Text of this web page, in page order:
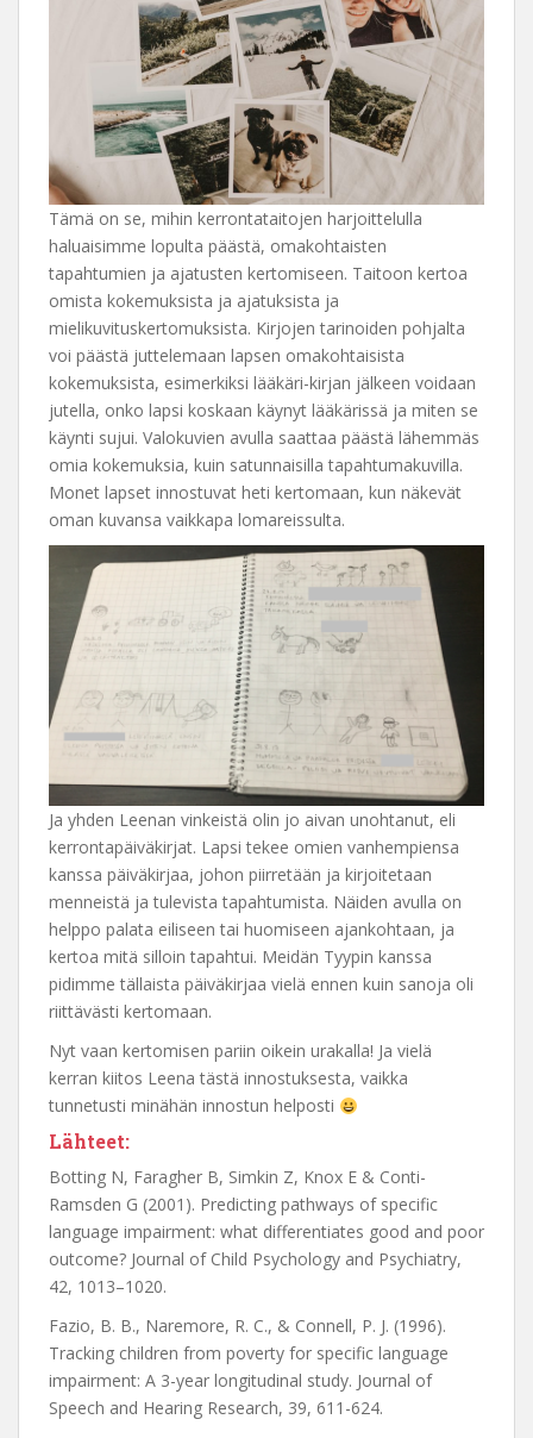
Tämä on se, mihin kerrontataitojen harjoittelulla
haluaisimme lopulta päästä, omakohtaisten
tapahtumien ja ajatusten kertomiseen. Taitoon kertoa
omista kokemuksista ja ajatuksista ja
mielikuvituskertomuksista. Kirjojen tarinoiden pohjalta
voi päästä juttelemaan lapsen omakohtaisista
kokemuksista, esimerkiksi lääkäri-kirjan jälkeen voidaan
jutella, onko lapsi koskaan käynyt lääkärissä ja miten se
käynti sujui. Valokuvien avulla saattaa päästä lähemmäs
omia kokemuksia, kuin satunnaisilla tapahtumakuvilla.
Monet lapset innostuvat heti kertomaan, kun näkevät
oman kuvansa vaikkapa lomareissulta.
Ja yhden Leenan vinkeistä olin jo aivan unohtanut, eli
kerrontapäiväkirjat. Lapsi tekee omien vanhempiensa
kanssa päiväkirjaa, johon piirretään ja kirjoitetaan
menneistä ja tulevista tapahtumista. Näiden avulla on
helppo palata eiliseen tai huomiseen ajankohtaan, ja
kertoa mitä silloin tapahtui. Meidän Tyypin kanssa
pidimme tällaista päiväkirjaa vielä ennen kuin sanoja oli
riittävästi kertomaan.
Nyt vaan kertomisen pariin oikein urakalla! Ja vielä
kerran kiitos Leena tästä innostuksesta, vaikka
tunnetusti minähän innostun helposti
Lähteet:
Botting N, Faragher B, Simkin Z, Knox E & Conti-
Ramsden G (2001). Predicting pathways of specific
language impairment: what differentiates good and poor
outcome? Journal of Child Psychology and Psychiatry,
42, 1013–1020.
Fazio, B. B., Naremore, R. C., & Connell, P. J. (1996).
Tracking children from poverty for specific language
impairment: A 3-year longitudinal study. Journal of
Speech and Hearing Research, 39, 611-624.